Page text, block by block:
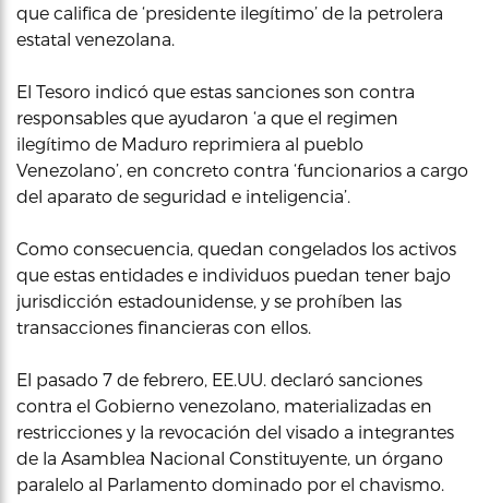
que califica de ‘presidente ilegítimo’ de la petrolera
estatal venezolana.
El Tesoro indicó que estas sanciones son contra
responsables que ayudaron ‘a que el regimen
ilegítimo de Maduro reprimiera al pueblo
Venezolano’, en concreto contra ‘funcionarios a cargo
del aparato de seguridad e inteligencia’.
Como consecuencia, quedan congelados los activos
que estas entidades e individuos puedan tener bajo
jurisdicción estadounidense, y se prohíben las
transacciones financieras con ellos.
El pasado 7 de febrero, EE.UU. declaró sanciones
contra el Gobierno venezolano, materializadas en
restricciones y la revocación del visado a integrantes
de la Asamblea Nacional Constituyente, un órgano
paralelo al Parlamento dominado por el chavismo.